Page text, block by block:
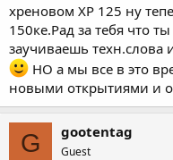
хреновом ХР 125 ну
150ке.Рад за тебя что
заучиваешь техн.слова
НО а мы все в это
новыми открытиями и
G gootentag
Guest